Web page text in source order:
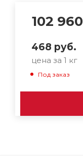
102 960
468 руб.
цена за 1 кг
Под заказ